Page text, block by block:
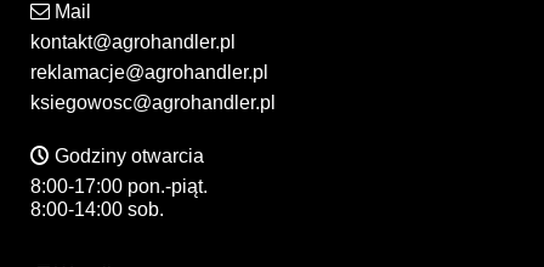
Mail
kontakt@agrohandler.pl
reklamacje@agrohandler.pl
ksiegowosc@agrohandler.pl
Godziny otwarcia
8:00-17:00 pon.-piąt.
8:00-14:00 sob.